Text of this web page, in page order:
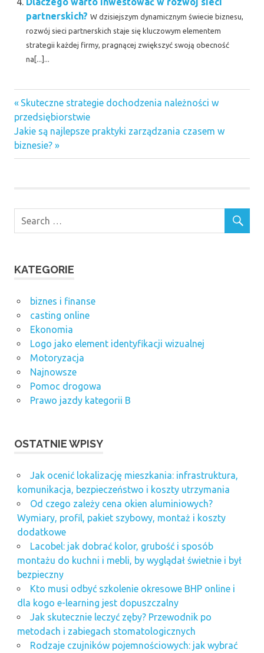
partnerskich? W dzisiejszym dynamicznym świecie biznesu,
rozwój sieci partnerskich staje się kluczowym elementem
strategii każdej firmy, pragnącej zwiększyć swoją obecność
na[...]...
Nawigacja
wpisu
Previous
Post:
Skuteczne strategie dochodzenia należności w
przedsiębiorstwie
Next
Post:
Jakie są najlepsze praktyki zarządzania czasem w
biznesie?
KATEGORIE
biznes i finanse
casting online
Ekonomia
Logo jako element identyfikacji wizualnej
Motoryzacja
Najnowsze
Pomoc drogowa
Prawo jazdy kategorii B
OSTATNIE WPISY
Jak ocenić lokalizację mieszkania: infrastruktura,
komunikacja, bezpieczeństwo i koszty utrzymania
Od czego zależy cena okien aluminiowych?
Wymiary, profil, pakiet szybowy, montaż i koszty
dodatkowe
Lacobel: jak dobrać kolor, grubość i sposób
montażu do kuchni i mebli, by wyglądał świetnie i był
bezpieczny
Kto musi odbyć szkolenie okresowe BHP online i
dla kogo e-learning jest dopuszczalny
Jak skutecznie leczyć zęby? Przewodnik po
metodach i zabiegach stomatologicznych
Rodzaje czujników pojemnościowych: jak wybrać